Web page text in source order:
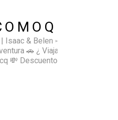
Isaac & Belen ✈️ Inspírate
🚗 ¿ Viajas sol@? 👉🏻
💸 Descuentos y tips en el